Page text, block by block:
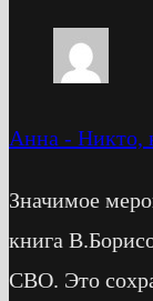
Анна - Никто,
Значимое
книга
СВО. Это